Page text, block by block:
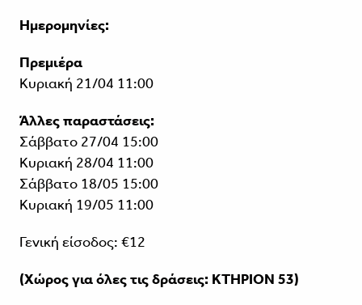
Ημερομηνίες:
Πρεμιέρα
Κυριακή 21/04 11:00
Άλλες παραστάσεις:
Σάββατο 27/04 15:00
Κυριακή 28/04 11:00
Σάββατο 18/05 15:00
Κυριακή 19/05 11:00
Γενική είσοδος: €12
(Χώρος για όλες τις δράσεις: ΚΤΗΡΙΟΝ 53)